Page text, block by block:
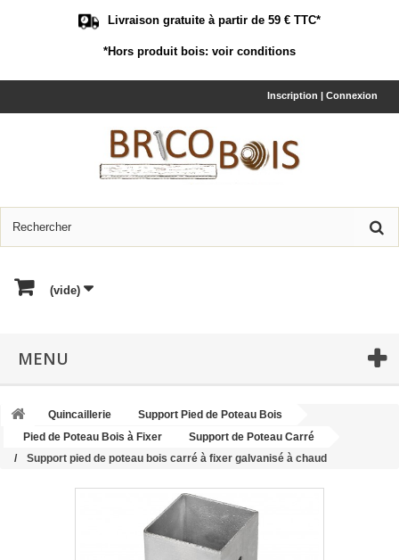
Livraison gratuite à partir de 59 € TTC*
*Hors produit bois: voir conditions
Inscription | Connexion
(vide)
MENU
Quincaillerie
Support Pied de Poteau Bois
Pied de Poteau Bois à Fixer
Support de Poteau Carré
Support pied de poteau bois carré à fixer galvanisé à chaud